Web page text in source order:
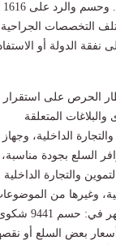
تتعلق بمستوى الخدمة الطبية في بعض المنشآت الصحية الحكومية والخاصة. وحسم والرد على 1616
التخصصات
على نفقة الدولة أو
الحرص على استقرار
المتعلقة
الداخلية، وجهاز
السلع بجودة مناسبة،
والتجارة الداخلية
وغيرها من
التي تدخل ضمن نطاق اختصاص الوزارة. وتمثلت أبرز الاستجابات خلال الشهر في:
تعلقت بتذبذب أسعار بعض السلع أو